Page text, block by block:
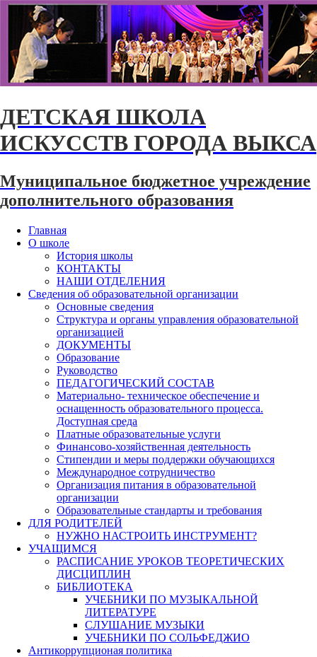
ДЕТСКАЯ ШКОЛА
ИСКУССТВ ГОРОДА ВЫКСА
Муниципальное бюджетное учреждение
дополнительного образования
Главная
О школе
История школы
КОНТАКТЫ
НАШИ ОТДЕЛЕНИЯ
Сведения об образовательной организации
Основные сведения
Структура и органы управления образовательной
организацией
ДОКУМЕНТЫ
Образование
Руководство
ПЕДАГОГИЧЕСКИЙ СОСТАВ
Материально- техническое обеспечение и
оснащенность образовательного процесса.
Доступная среда
Платные образовательные услуги
Финансово-хозяйственная деятельность
Стипендии и меры поддержки обучающихся
Международное сотрудничество
Организация питания в образовательной
организации
Образовательные стандарты и требования
ДЛЯ РОДИТЕЛЕЙ
НУЖНО НАСТРОИТЬ ИНСТРУМЕНТ?
УЧАЩИМСЯ
РАСПИСАНИЕ УРОКОВ ТЕОРЕТИЧЕСКИХ
ДИСЦИПЛИН
БИБЛИОТЕКА
УЧЕБНИКИ ПО МУЗЫКАЛЬНОЙ
ЛИТЕРАТУРЕ
СЛУШАНИЕ МУЗЫКИ
УЧЕБНИКИ ПО СОЛЬФЕДЖИО
Антикоррупционая политика